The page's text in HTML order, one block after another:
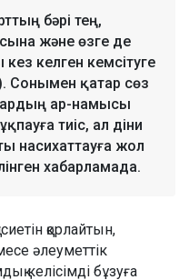
бәрі тең,
және өзге де
келген кемсітуге
Сонымен қатар сөз
ар-намысы
тиіс, ал діни
насихаттауға жол
хабарламада.
қорлайтын,
әлеуметтік
келісімді бұзуға